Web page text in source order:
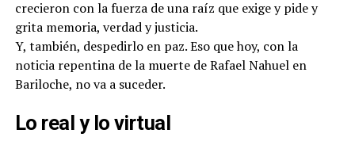
crecieron con la fuerza de una raíz que exige y pide y
grita memoria, verdad y justicia.
Y, también, despedirlo en paz. Eso que hoy, con la
noticia repentina de la muerte de Rafael Nahuel en
Bariloche, no va a suceder.
Lo real y lo virtual